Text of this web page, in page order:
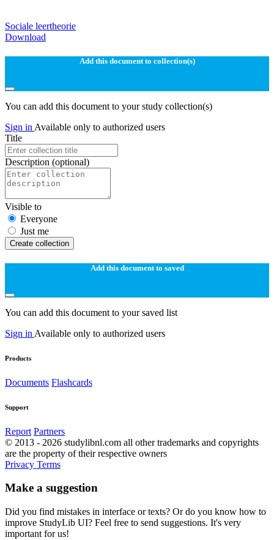
Sociale leertheorie
Download
Add this document to collection(s)
You can add this document to your study collection(s)
Sign in Available only to authorized users
Title
Description (optional)
Visible to
Everyone
Just me
Create collection
Add this document to saved
You can add this document to your saved list
Sign in Available only to authorized users
Products
Documents Flashcards
Support
Report Partners
© 2013 - 2026 studylibnl.com all other trademarks and copyrights
are the property of their respective owners
Privacy Terms
Make a suggestion
Did you find mistakes in interface or texts? Or do you know how to
improve StudyLib UI? Feel free to send suggestions. It's very
important for us!